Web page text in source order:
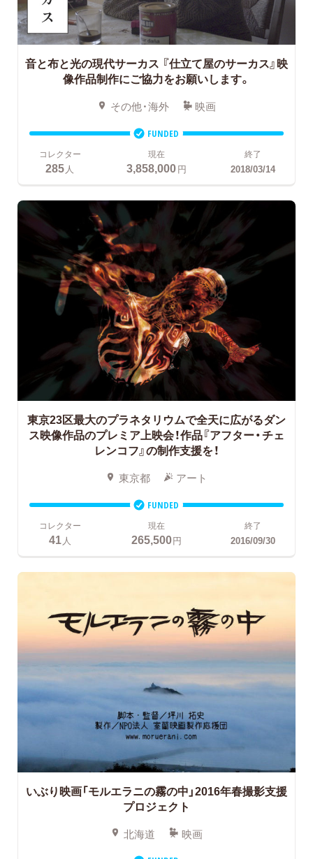
音と布と光の現代サーカス 『仕立て屋のサーカス』映
像作品制作にご協力をお願いします。
その他・海外 映画
FUNDED
コレクター
285人
現在
3,858,000円
終了
2018/03/14
東京23区最大のプラネタリウムで全天に広がるダン
ス映像作品のプレミア上映会！作品『アフター・チェ
レンコフ』の制作支援を！
東京都 アート
FUNDED
コレクター
41人
現在
265,500円
終了
2016/09/30
いぶり映画「モルエラニの霧の中」2016年春撮影支援
プロジェクト
北海道 映画